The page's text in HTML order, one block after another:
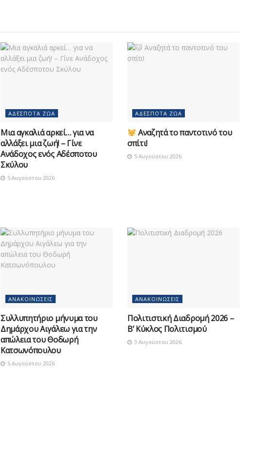
ΑΔΈΣΠΟΤΑ ΖΏΑ
Μια αγκαλιά αρκεί… για να
αλλάξει μια ζωή! – Γίνε
Ανάδοχος ενός Αδέσποτου
Σκύλου
5 Αυγούστου 2026
ΑΔΈΣΠΟΤΑ ΖΏΑ
Αναζητά το παντοτινό του
σπίτι!
5 Αυγούστου 2026
ΑΝΑΚΟΙΝΏΣΕΙΣ
Συλλυπητήριο μήνυμα του
Δημάρχου Αιγάλεω για την
απώλεια του Θοδωρή
Κατσωνόπουλου
5 Αυγούστου 2026
ΑΝΑΚΟΙΝΏΣΕΙΣ
Πολιτιστική Διαδρομή 2026 –
Β’ Κύκλος Πολιτισμού
3 Αυγούστου 2026